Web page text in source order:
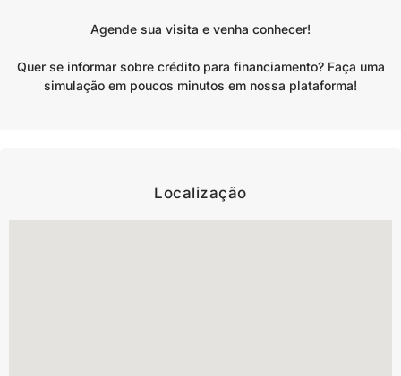
Agende sua visita e venha conhecer!
Quer se informar sobre crédito para financiamento? Faça uma
simulação em poucos minutos em nossa plataforma!
Localização